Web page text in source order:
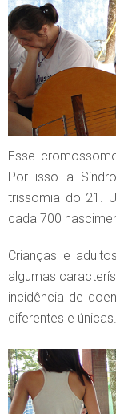
Esse
Por isso a
trissomia do 21.
cada 700
Crianças e
algumas
incidência de
diferentes e únicas.